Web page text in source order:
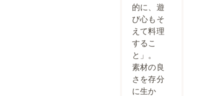
的に、遊
び心もそ
えて料理
するこ
と」。
素材の良
さを存分
に生か